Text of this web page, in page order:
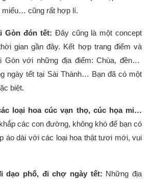
miếu… cũng rất hợp lí.
Gòn đón tết: Đây cũng là một concept
gian gần đây. Kết hợp trang điểm và
Gòn với những địa điểm: Chùa, đền…
ngày tết tại Sài Thành… Bạn đã có một
biệt.
loại hoa cúc vạn thọ, cúc họa mi…
các con đường, không khó để bạn có
áo dài với các loại hoa thật tươi mới, vui
dạo phố, đi chợ ngày tết: Những địa